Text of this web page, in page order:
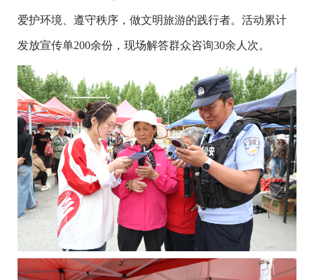
爱护环境、遵守秩序，做文明旅游的践行者。活动累计
发放宣传单200余份，现场解答群众咨询30余人次。